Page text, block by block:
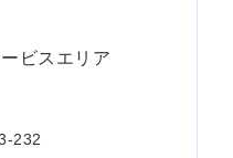
ビスエリア
232